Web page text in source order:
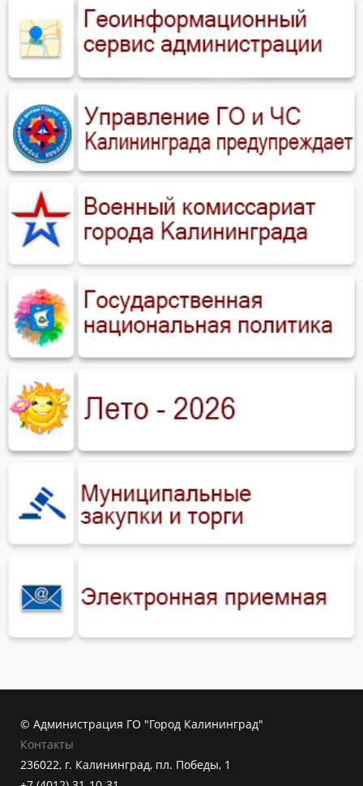
© Администрация ГО "Город Калининград"
Контакты
236022, г. Калининград, пл. Победы, 1